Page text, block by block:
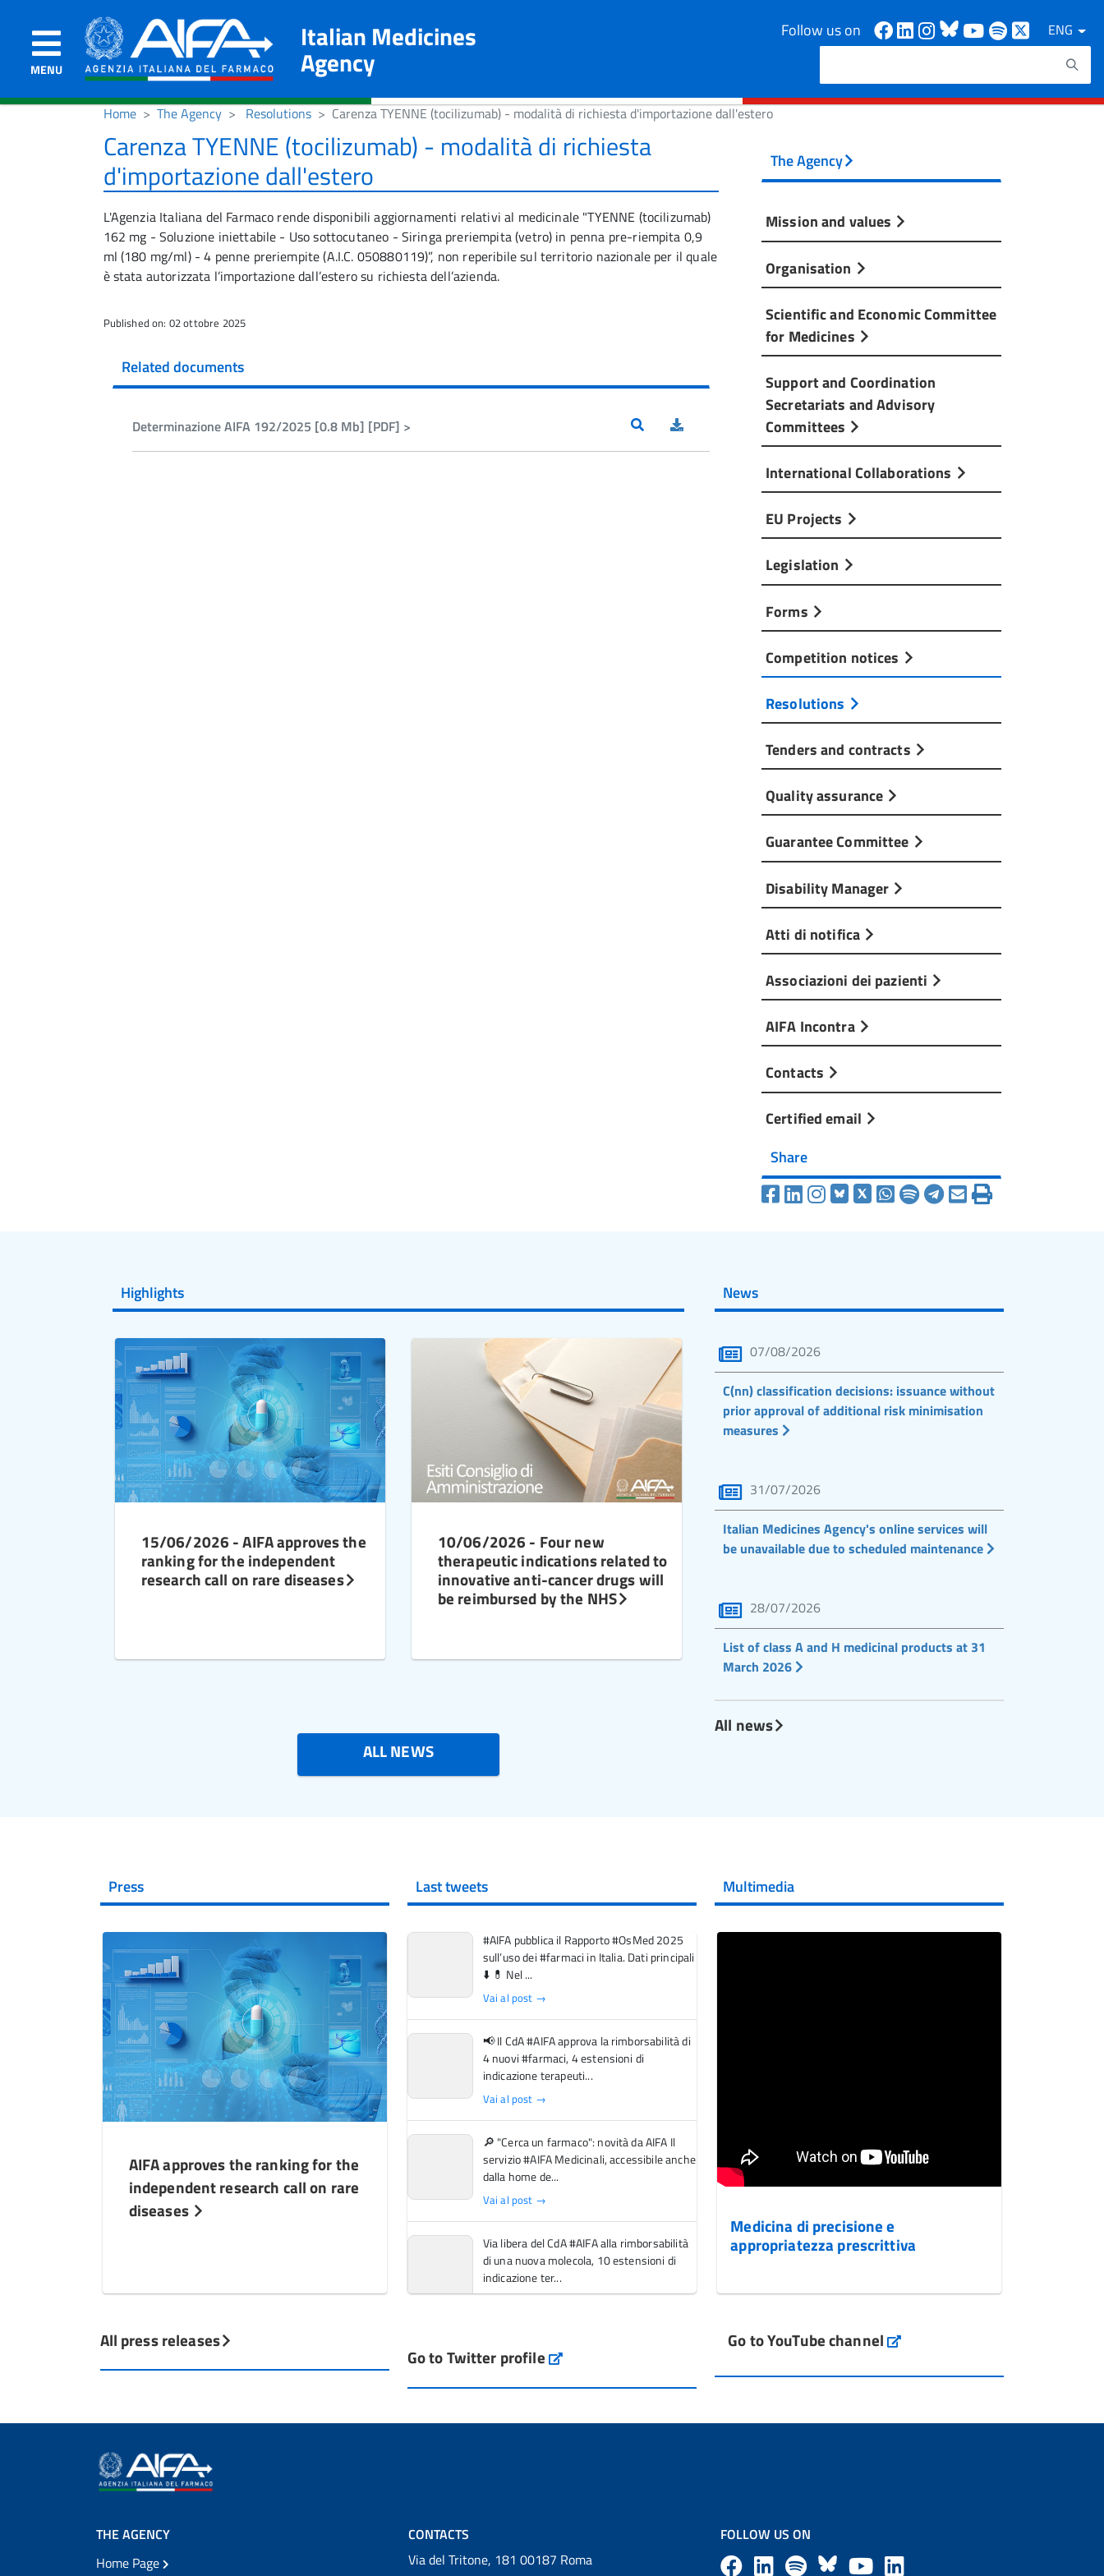
MENU
Italian Medicines
Agency
Follow us on Facebook
Linkedin
Instagram
Bluesky
Youtube
Spotify
ENGSearch
Home The Agency Resolutions Carenza TYENNE (tocilizumab) - modalità di richiesta d'importazione dall'estero
Carenza TYENNE (tocilizumab) - modalità di richiesta
d'importazione dall'estero
L'Agenzia Italiana del Farmaco rende disponibili aggiornamenti relativi al medicinale "TYENNE (tocilizumab)
162 mg - Soluzione iniettabile - Uso sottocutaneo - Siringa preriempita (vetro) in penna pre-riempita 0,9
ml (180 mg/ml) - 4 penne preriempite (A.I.C. 050880119)”, non reperibile sul territorio nazionale per il quale
è stata autorizzata l’importazione dall’estero su richiesta dell’azienda.
Published on: 02 ottobre 2025
Related documents
Determinazione AIFA 192/2025 [0.8 Mb] [PDF] >
The Agency
Mission and values
Organisation
Scientific and Economic Committee
for Medicines
Support and Coordination
Secretariats and Advisory
Committees
International Collaborations
EU Projects
Legislation
Forms
Competition notices
Resolutions
Tenders and contracts
Quality assurance
Guarantee Committee
Disability Manager
Atti di notifica
Associazioni dei pazienti
AIFA Incontra
Contacts
Certified email
Share
Highlights
15/06/2026 - AIFA approves the
ranking for the independent
research call on rare diseases
10/06/2026 - Four new
therapeutic indications related to
innovative anti-cancer drugs will
be reimbursed by the NHS
ALL NEWS
News
07/08/2026
C(nn) classification decisions: issuance without
prior approval of additional risk minimisation
measures
31/07/2026
Italian Medicines Agency's online services will
be unavailable due to scheduled maintenance
28/07/2026
List of class A and H medicinal products at 31
March 2026
All news
Press
AIFA approves the ranking for the
independent research call on rare
diseases
All press releases
Last tweets
#AIFA pubblica il Rapporto #OsMed 2025
sull’uso dei #farmaci in Italia. Dati principali
⬇️ 💊 Nel ...
Vai al post →
📢 Il CdA #AIFA approva la rimborsabilità di
4 nuovi #farmaci, 4 estensioni di
indicazione terapeuti...
Vai al post →
🔎 "Cerca un farmaco": novità da AIFA Il
servizio #AIFA Medicinali, accessibile anche
dalla home de...
Vai al post →
Via libera del CdA #AIFA alla rimborsabilità
di una nuova molecola, 10 estensioni di
indicazione ter...
per l'accesso ai #farmaci orfani rimborsati
Go to Twitter profile aifa_ufficiale
Multimedia
Medicina di precisione e
appropriatezza prescrittiva
Go to YouTube channel
THE AGENCY
Home Page
CONTACTS
Via del Tritone, 181 00187 Roma
FOLLOW US ON
F L B Y